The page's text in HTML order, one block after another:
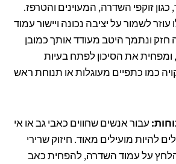
זוקפי השדרה, המעוינים והטרפז.
עוזר לשמור על יציבה נכונה ויישור עמוד
ונתמך היטב מעודד אותך כמובן
ומפחית את הסיכון לפתח בעיות
כמו כתפיים מעוגלות או תנוחת ראש
עבור אנשים שחווים כאבי גב או אי
להיות מועילים מאוד. חיזוק שרירי
על עמוד השדרה, להפחית כאב